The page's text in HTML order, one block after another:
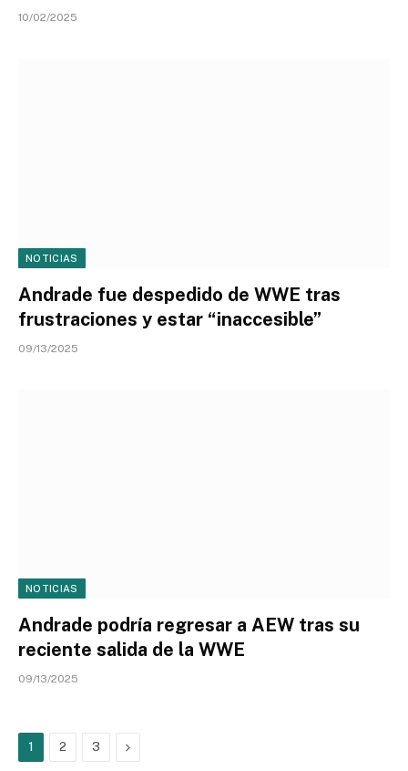
10/02/2025
NOTICIAS
Andrade fue despedido de WWE tras
frustraciones y estar “inaccesible”
09/13/2025
NOTICIAS
Andrade podría regresar a AEW tras su
reciente salida de la WWE
09/13/2025
1 2 3 Next